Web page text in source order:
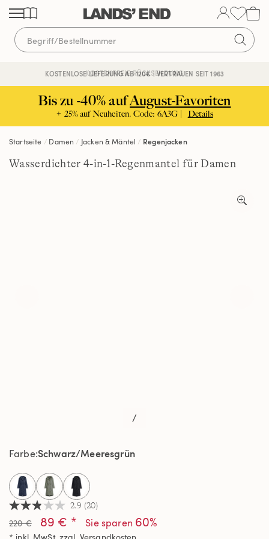
Direkt
zum
Inhalt
Direkt
zur
Navigation
Direkt
zur
Suche
KOSTENLOSE LIEFERUNG AB 120€ | VERTRAUEN SEIT 1963
KOSTENFREIE RÜCKSENDUNG
Bis zu -40% aufAugust-Favoriten
+ 25% auf Neuheiten. Code: 6A3G | Details
Startseite Damen Jacken & Mäntel Regenjacken
Wasserdichter 4-in-1-Regenmantel für Damen
/
2.9
von
5
2.9 (20)
220 € 89 € * Sie sparen 60%
Farbe Schwarz/Meeresgrün
selected